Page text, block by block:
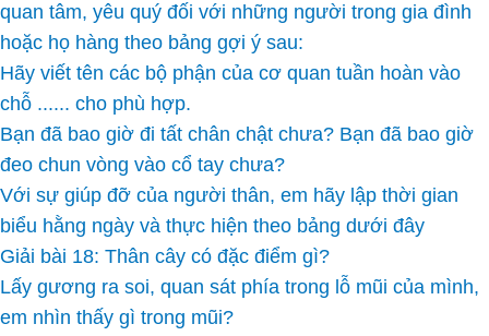
quan tâm, yêu quý đối với những người trong gia đình
hoặc họ hàng theo bảng gợi ý sau:
Hãy viết tên các bộ phận của cơ quan tuần hoàn vào
chỗ ...... cho phù hợp.
Bạn đã bao giờ đi tất chân chật chưa? Bạn đã bao giờ
đeo chun vòng vào cổ tay chưa?
Với sự giúp đỡ của người thân, em hãy lập thời gian
biểu hằng ngày và thực hiện theo bảng dưới đây
Giải bài 18: Thân cây có đặc điểm gì?
Lấy gương ra soi, quan sát phía trong lỗ mũi của mình,
em nhìn thấy gì trong mũi?